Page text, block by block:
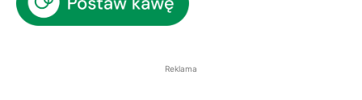
Reklama